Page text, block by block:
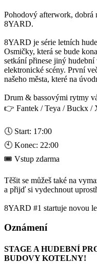
Pohodový afterwork, dobrá
8YARD.
8YARD je série letních
Osmičky, která se bude
setkání přinese jiný
elektronické scény. První
našeho města, které na
Drum & bassovými rytmy
👉 Fantek / Teya / Buckx /
🕔 Start: 17:00
🕙 Konec: 22:00
🎟 Vstup zdarma
Těšit se můžeš také na
a přijď si vydechnout
8YARD #1 startuje novou
Oznámení
STAGE A HUDEBNÍ
BUDOVY KOTELNY!